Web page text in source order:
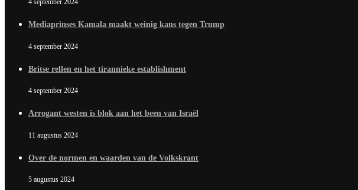
4 september 2024
Mediaprinses Kamala maakt weinig kans tegen Trump
4 september 2024
Britse rellen en het tirannieke establishment
4 september 2024
Arrogant westen is blok aan het been van Israël
11 augustus 2024
Over de normen en waarden van de Volkskrant
5 augustus 2024